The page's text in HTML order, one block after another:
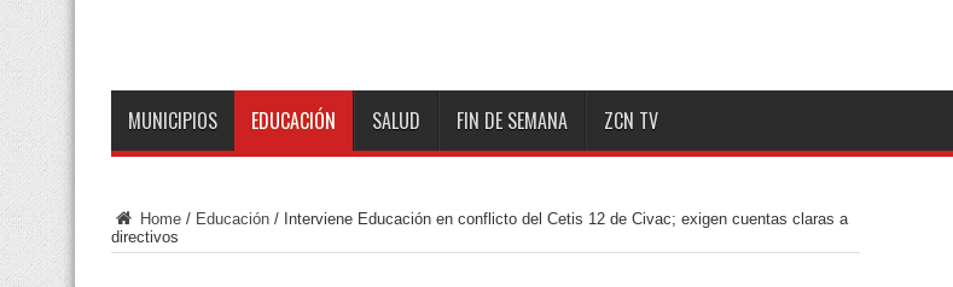
MUNICIPIOS EDUCACIÓN SALUD FIN DE SEMANA ZCN TV
Home / Educación / Interviene Educación en conflicto del Cetis 12 de Civac; exigen cuentas claras a
directivos